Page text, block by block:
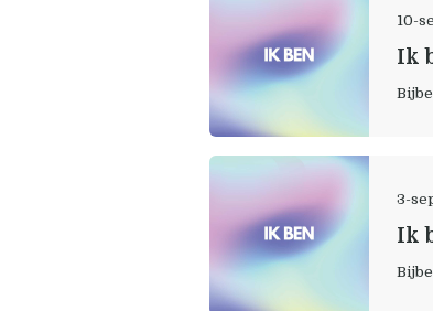
10-
Ik
3-
Ik